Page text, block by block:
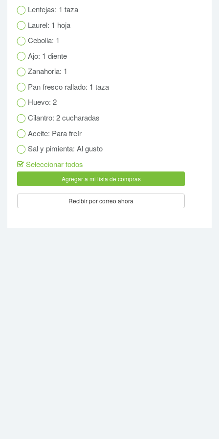
Lentejas: 1 taza
Laurel: 1 hoja
Cebolla: 1
Ajo: 1 diente
Zanahoria: 1
Pan fresco rallado: 1 taza
Huevo: 2
Cilantro: 2 cucharadas
Aceite: Para freír
Sal y pimienta: Al gusto
Seleccionar todos
Recibir por correo ahora